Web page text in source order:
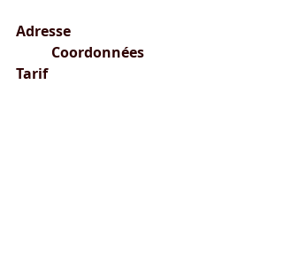
Adresse
Coordonnées
Tarif